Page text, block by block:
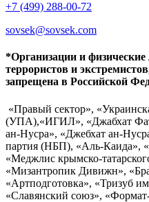
+7 (499) 288-00-72
sovsek@sovsek.com
*Организации и
террористов и
запрещена в Российской
«Правый сектор»,
(УПА),«ИГИЛ», «Джабхат
ан-Нусра», «Джебхат ан-
партия (НБП), «Аль-
«Меджлис крымско-
«Мизантропик Дивижн»,
«Артподготовка», «Тризуб
«Славянский союз»,